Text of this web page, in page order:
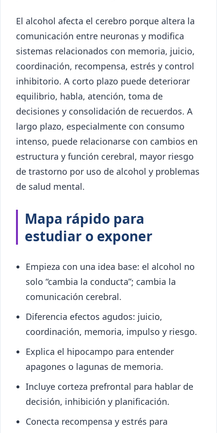
El alcohol afecta el cerebro porque altera la
comunicación entre neuronas y modifica
sistemas relacionados con memoria, juicio,
coordinación, recompensa, estrés y control
inhibitorio. A corto plazo puede deteriorar
equilibrio, habla, atención, toma de
decisiones y consolidación de recuerdos. A
largo plazo, especialmente con consumo
intenso, puede relacionarse con cambios en
estructura y función cerebral, mayor riesgo
de trastorno por uso de alcohol y problemas
de salud mental.
Mapa rápido para
estudiar o exponer
Empieza con una idea base: el alcohol no
solo “cambia la conducta”; cambia la
comunicación cerebral.
Diferencia efectos agudos: juicio,
coordinación, memoria, impulso y riesgo.
Explica el hipocampo para entender
apagones o lagunas de memoria.
Incluye corteza prefrontal para hablar de
decisión, inhibición y planificación.
Conecta recompensa y estrés para